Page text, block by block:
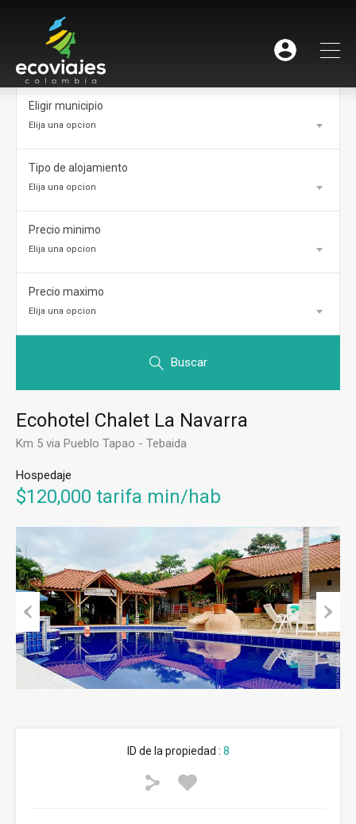
Eligir municipio
Elija una opcion
Tipo de alojamiento
Elija una opcion
Precio minimo
Elija una opcion
Precio maximo
Elija una opcion
Buscar
Ecohotel Chalet La Navarra
Km 5 via Pueblo Tapao - Tebaida
Hospedaje
$120,000 tarifa min/hab
Prev
ious
Next
ID de la propiedad : 8